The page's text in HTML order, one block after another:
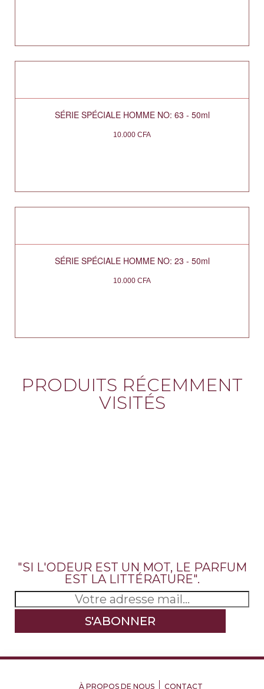
SÉRIE SPÉCIALE HOMME NO: 63 - 50ml
10.000 CFA
SÉRIE SPÉCIALE HOMME NO: 23 - 50ml
10.000 CFA
PRODUITS RÉCEMMENT
VISITÉS
"SI L'ODEUR EST UN MOT, LE PARFUM
EST LA LITTÉRATURE".
À PROPOS DE NOUS CONTACT